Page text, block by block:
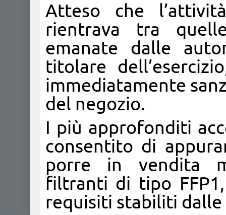
Atteso che
rientrava tra
emanate dalle
titolare
immediatamente
del negozio.
I più approfonditi
consentito di
porre in vendita
filtranti di tipo
requisiti stabiliti